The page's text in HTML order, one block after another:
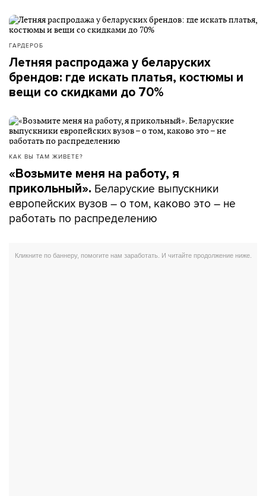
ГАРДЕРОБ
Летняя распродажа у беларуских
брендов: где искать платья, костюмы и
вещи со скидками до 70%
КАК ВЫ ТАМ ЖИВЕТЕ?
«Возьмите меня на работу, я
прикольный». Беларуские выпускники
европейских вузов – о том, каково это – не
работать по распределению